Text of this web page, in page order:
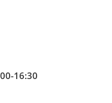
16:30